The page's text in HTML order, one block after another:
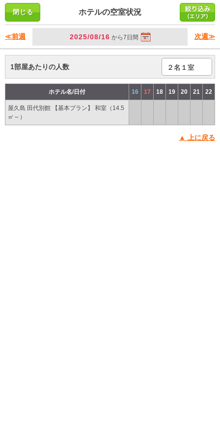
ホテルの空室状況
≪前週 2025/08/16 から7日間 次週≫
1部屋あたりの人数
ホテル名/日付 16 17 18 19 20 21 22
屋久島 田代別館 【基本プラン】 和室（14.5
㎡～）
▲ 上に戻る